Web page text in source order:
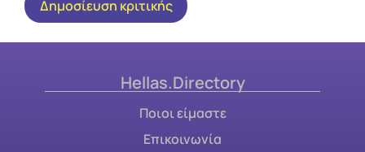
Hellas.Directory
Ποιοι είμαστε
Επικοινωνία